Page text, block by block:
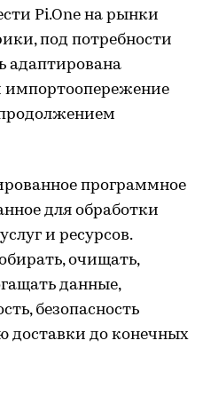
Pi.One на рынки
под потребности
адаптирована
импортоопережение
программное
для обработки
и ресурсов.
очищать,
данные,
безопасность
доставки до конечных